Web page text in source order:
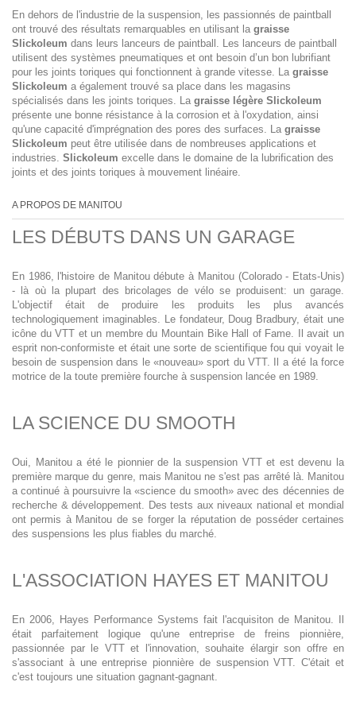
En dehors de l'industrie de la suspension, les passionnés de paintball
ont trouvé des résultats remarquables en utilisant la graisse
Slickoleum dans leurs lanceurs de paintball. Les lanceurs de paintball
utilisent des systèmes pneumatiques et ont besoin d’un bon lubrifiant
pour les joints toriques qui fonctionnent à grande vitesse. La graisse
Slickoleum a également trouvé sa place dans les magasins
spécialisés dans les joints toriques. La graisse légère Slickoleum
présente une bonne résistance à la corrosion et à l'oxydation, ainsi
qu'une capacité d'imprégnation des pores des surfaces. La graisse
Slickoleum peut être utilisée dans de nombreuses applications et
industries. Slickoleum excelle dans le domaine de la lubrification des
joints et des joints toriques à mouvement linéaire.
A PROPOS DE MANITOU
LES DÉBUTS DANS UN GARAGE
En 1986, l'histoire de Manitou débute à Manitou (Colorado - Etats-Unis)
- là où la plupart des bricolages de vélo se produisent: un garage.
L'objectif était de produire les produits les plus avancés
technologiquement imaginables. Le fondateur, Doug Bradbury, était une
icône du VTT et un membre du Mountain Bike Hall of Fame. Il avait un
esprit non-conformiste et était une sorte de scientifique fou qui voyait le
besoin de suspension dans le «nouveau» sport du VTT. Il a été la force
motrice de la toute première fourche à suspension lancée en 1989.
LA SCIENCE DU SMOOTH
Oui, Manitou a été le pionnier de la suspension VTT et est devenu la
première marque du genre, mais Manitou ne s'est pas arrêté là. Manitou
a continué à poursuivre la «science du smooth» avec des décennies de
recherche & développement. Des tests aux niveaux national et mondial
ont permis à Manitou de se forger la réputation de posséder certaines
des suspensions les plus fiables du marché.
L'ASSOCIATION HAYES ET MANITOU
En 2006, Hayes Performance Systems fait l'acquisiton de Manitou. Il
était parfaitement logique qu'une entreprise de freins pionnière,
passionnée par le VTT et l'innovation, souhaite élargir son offre en
s'associant à une entreprise pionnière de suspension VTT. C'était et
c'est toujours une situation gagnant-gagnant.